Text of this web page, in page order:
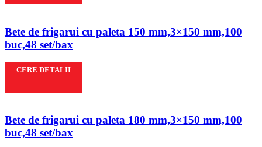
Bete de frigarui cu paleta 150 mm,3×150 mm,100
buc,48 set/bax
CERE DETALII
Bete de frigarui cu paleta 180 mm,3×150 mm,100
buc,48 set/bax